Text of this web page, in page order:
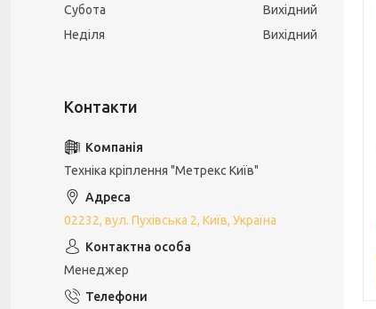
Субота
Вихідний
Неділя
Вихідний
Техніка кріплення "Метрекс Київ"
02232, вул. Пухівська 2, Київ, Україна
Менеджер